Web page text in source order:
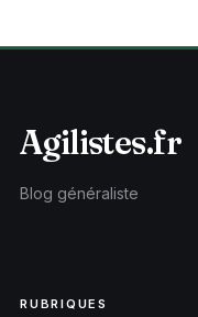
Agilistes.fr
Blog généraliste
RUBRIQUES